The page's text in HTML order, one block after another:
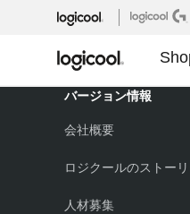
製
品バージョン情報
会社概要
ロジクールのストー
人材募集